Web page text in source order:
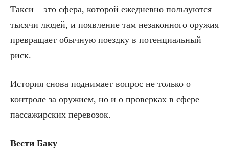
Такси – это сфера, которой ежедневно пользуются
тысячи людей, и появление там незаконного оружия
превращает обычную поездку в потенциальный
риск.
История снова поднимает вопрос не только о
контроле за оружием, но и о проверках в сфере
пассажирских перевозок.
Вести Баку